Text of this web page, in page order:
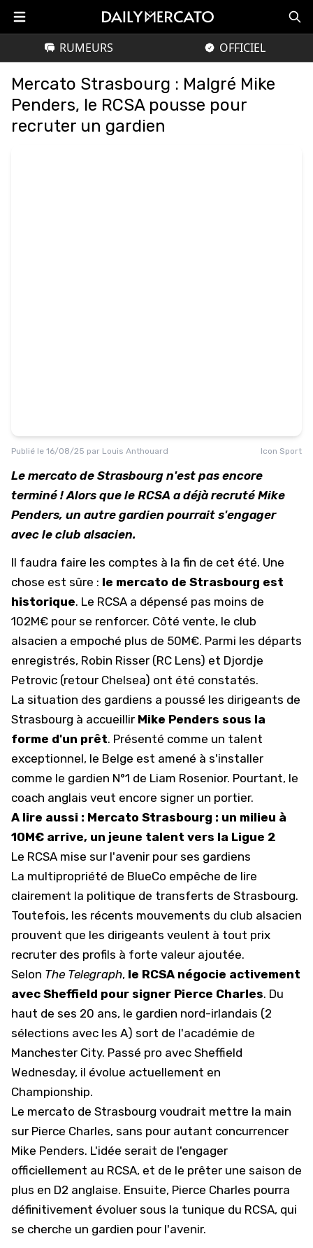
RUMEURS OFFICIEL
Mercato Strasbourg : Malgré Mike
Penders, le RCSA pousse pour
recruter un gardien
Publié le 16/08/25 par Louis Anthouard Icon Sport
Le mercato de Strasbourg n'est pas encore
terminé ! Alors que le RCSA a déjà recruté Mike
Penders, un autre gardien pourrait s'engager
avec le club alsacien.
Il faudra faire les comptes à la fin de cet été. Une
chose est sûre : le mercato de Strasbourg est
historique. Le RCSA a dépensé pas moins de
102M€ pour se renforcer. Côté vente, le club
alsacien a empoché plus de 50M€. Parmi les départs
enregistrés, Robin Risser (RC Lens) et Djordje
Petrovic (retour Chelsea) ont été constatés.
La situation des gardiens a poussé les dirigeants de
Strasbourg à accueillir Mike Penders sous la
forme d'un prêt. Présenté comme un talent
exceptionnel, le Belge est amené à s'installer
comme le gardien N°1 de Liam Rosenior. Pourtant, le
coach anglais veut encore signer un portier.
A lire aussi : Mercato Strasbourg : un milieu à
10M€ arrive, un jeune talent vers la Ligue 2
Le RCSA mise sur l'avenir pour ses gardiens
La multipropriété de BlueCo empêche de lire
clairement la politique de transferts de Strasbourg.
Toutefois, les récents mouvements du club alsacien
prouvent que les dirigeants veulent à tout prix
recruter des profils à forte valeur ajoutée.
Selon The Telegraph, le RCSA négocie activement
avec Sheffield pour signer Pierce Charles. Du
haut de ses 20 ans, le gardien nord-irlandais (2
sélections avec les A) sort de l'académie de
Manchester City. Passé pro avec Sheffield
Wednesday, il évolue actuellement en
Championship.
Le mercato de Strasbourg voudrait mettre la main
sur Pierce Charles, sans pour autant concurrencer
Mike Penders. L'idée serait de l'engager
officiellement au RCSA, et de le prêter une saison de
plus en D2 anglaise. Ensuite, Pierce Charles pourra
définitivement évoluer sous la tunique du RCSA, qui
se cherche un gardien pour l'avenir.